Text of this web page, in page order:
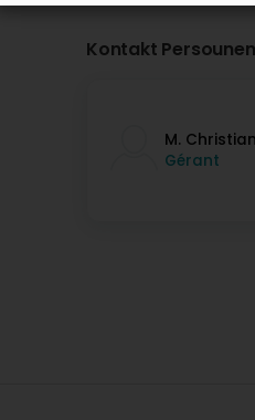
Kontakt Persounen
M.
Gérant